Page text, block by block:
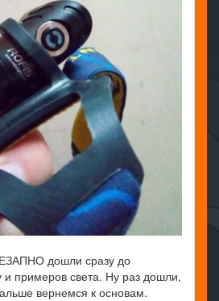
дошли сразу до
и примеров света. Ну раз дошли,
вернемся к основам.